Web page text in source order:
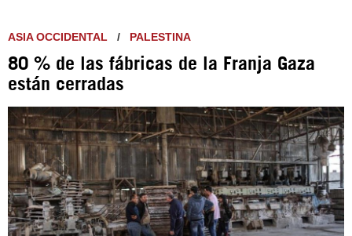
http://twitter.com/nexo_latino
https://t.me/hispantvcanal
Instagram como: hispan_tv
ASIA OCCIDENTAL / PALESTINA
80 % de las fábricas de la Franja Gaza
están cerradas